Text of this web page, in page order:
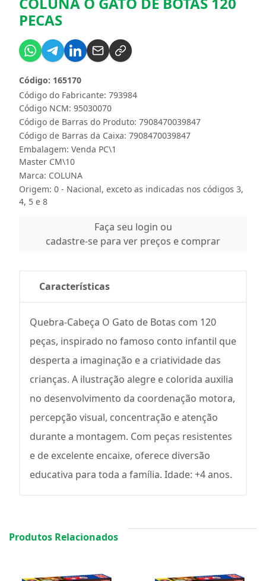
PECAS
Código do Fabricante: 793984
Código: 165170
Código NCM: 95030070
Código de Barras do Produto: 7908470039847
Código de Barras da Caixa: 7908470039847
Embalagem: Venda PC\1
Master CM\10
Marca: COLUNA
Origem: 0 - Nacional, exceto as indicadas nos códigos 3,
4, 5 e 8
Faça seu login ou
cadastre-se para ver preços e comprar
Características
Quebra-Cabeça O Gato de Botas com 120
peças, inspirado no famoso conto infantil que
desperta a imaginação e a criatividade das
crianças. A ilustração alegre e colorida auxilia
no desenvolvimento da coordenação motora,
percepção visual, concentração e atenção
durante a montagem. Com peças resistentes
e de excelente encaixe, oferece diversão
educativa para toda a família. Idade: +4 anos.
Produtos Relacionados